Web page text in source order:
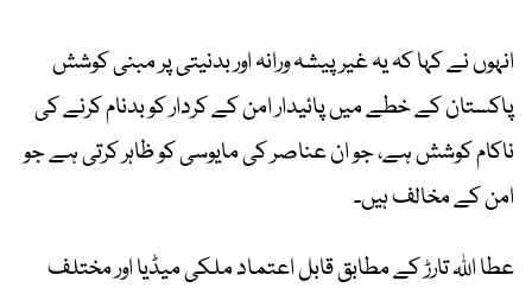
انہوں نے کہا کہ یہ غیر پیشہ ورانہ اور بدنیتی پر مبنی کوشش
پاکستان کے خطے میں پائیدار امن کے کردار کو بدنام کرنے کی
ناکام کوشش ہے، جو ان عناصر کی مایوسی کو ظاہر کرتی ہے جو
امن کے مخالف ہیں۔
عطا اللہ تارڑ کے مطابق قابل اعتماد ملکی میڈیا اور مختلف